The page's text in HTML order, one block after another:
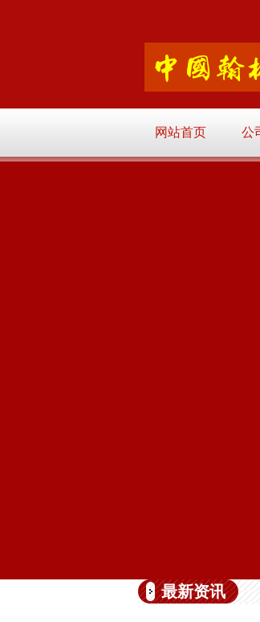
网站首页 公
最新资讯